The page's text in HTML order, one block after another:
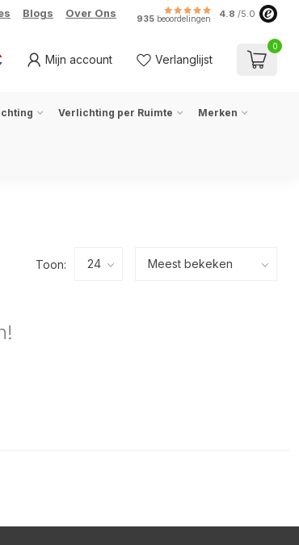
Blogs Over Ons 935 beoordelingen 4.8 /5.0
Mijn account Verlanglijst
0
Verlichting per Ruimte Merken
Toon: